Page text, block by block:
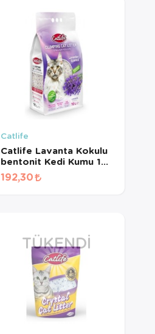
Catlife
Catlife Lavanta Kokulu
bentonit Kedi Kumu 10
Lt
192,30
TÜKENDI